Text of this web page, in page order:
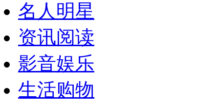
名人明星
资讯阅读
影音娱乐
生活购物